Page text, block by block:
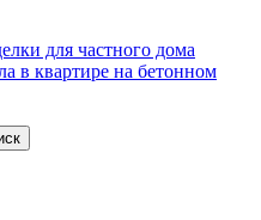
для частного дома
в квартире на бетонном